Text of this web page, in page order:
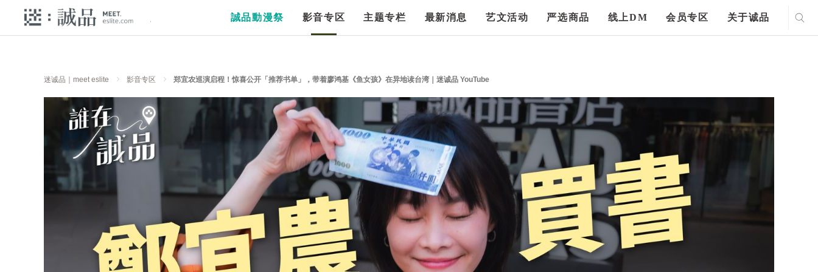
誠品動漫祭 影音专区 主题专栏 最新消息 艺文活动 严选商品 线上DM 会员专区 关于诚品
迷诚品｜meet eslite 影音专区 郑宜农巡演启程！惊喜公开「推荐书单」，带着廖鸿基《鱼女孩》在异地读台湾｜迷诚品 YouTube